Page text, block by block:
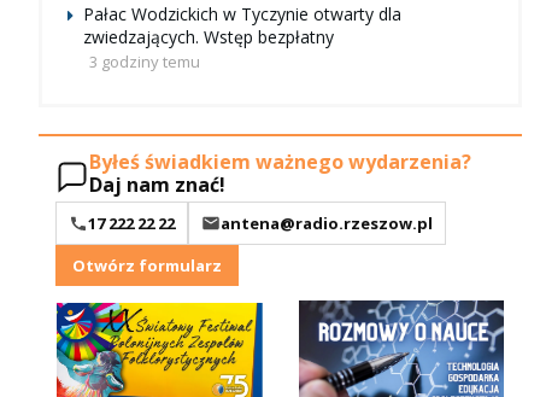
Pałac Wodzickich w Tyczynie otwarty dla
zwiedzających. Wstęp bezpłatny
3 godziny temu
Byłeś świadkiem ważnego wydarzenia?
Daj nam znać!
17 222 22 22
antena@radio.rzeszow.pl
Otwórz formularz